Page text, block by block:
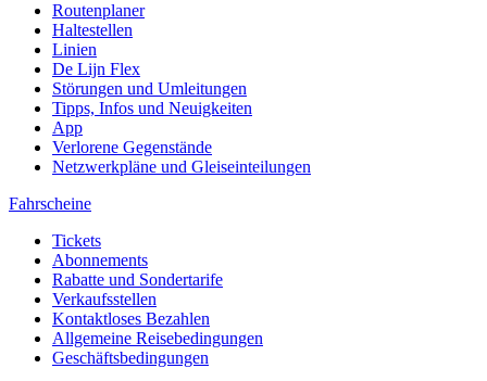
Routenplaner
Haltestellen
Linien
De Lijn Flex
Störungen und Umleitungen
Tipps, Infos und Neuigkeiten
App
Verlorene Gegenstände
Netzwerkpläne und Gleiseinteilungen
Fahrscheine
Tickets
Abonnements
Rabatte und Sondertarife
Verkaufsstellen
Kontaktloses Bezahlen
Allgemeine Reisebedingungen
Geschäftsbedingungen